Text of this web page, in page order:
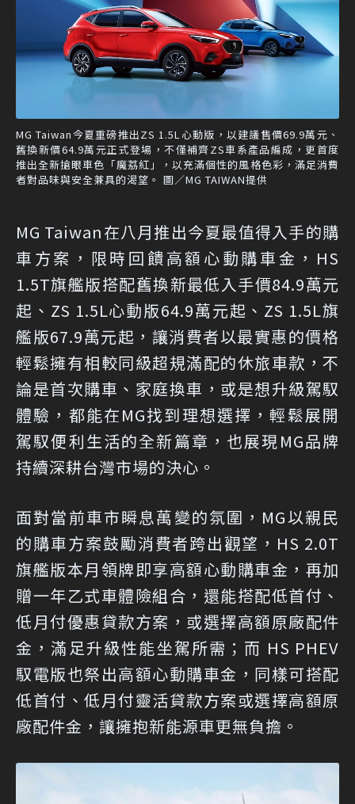
MG Taiwan今夏重磅推出ZS 1.5L心動版，以建議售價69.9萬元、
舊換新價64.9萬元正式登場，不僅補齊ZS車系產品編成，更首度
推出全新搶眼車色「魔荔紅」，以充滿個性的風格色彩，滿足消費
者對品味與安全兼具的渴望。 圖／MG TAIWAN提供
MG Taiwan在八月推出今夏最值得入手的購
車方案，限時回饋高額心動購車金，HS
1.5T旗艦版搭配舊換新最低入手價84.9萬元
起、ZS 1.5L心動版64.9萬元起、ZS 1.5L旗
艦版67.9萬元起，讓消費者以最實惠的價格
輕鬆擁有相較同級超規滿配的休旅車款，不
論是首次購車、家庭換車，或是想升級駕馭
體驗，都能在MG找到理想選擇，輕鬆展開
駕馭便利生活的全新篇章，也展現MG品牌
持續深耕台灣市場的決心。
面對當前車市瞬息萬變的氛圍，MG以親民
的購車方案鼓勵消費者跨出觀望，HS 2.0T
旗艦版本月領牌即享高額心動購車金，再加
贈一年乙式車體險組合，還能搭配低首付、
低月付優惠貸款方案，或選擇高額原廠配件
金，滿足升級性能坐駕所需；而 HS PHEV
馭電版也祭出高額心動購車金，同樣可搭配
低首付、低月付靈活貸款方案或選擇高額原
廠配件金，讓擁抱新能源車更無負擔。